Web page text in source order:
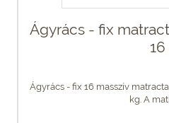
Ágyrács - fix
16
Ágyrács - fix 16 masszív
kg. A